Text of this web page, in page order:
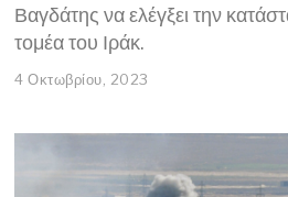
Βαγδάτης να ελέγξει την
τομέα του Ιράκ.
4 Οκτωβρίου, 2023